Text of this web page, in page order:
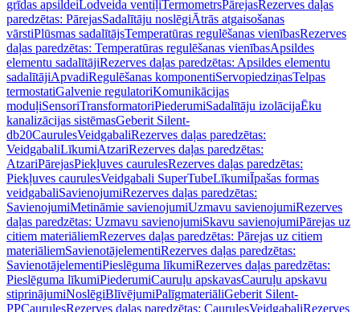
grīdas apsildeiLodveida ventiļiTermometrsPārejasRezerves daļas
paredzētas: PārejasSadalītāju noslēgiĀtrās atgaisošanas
vārstiPlūsmas sadalītājsTemperatūras regulēšanas vienībasRezerves
daļas paredzētas: Temperatūras regulēšanas vienībasApsildes
elementu sadalītājiRezerves daļas paredzētas: Apsildes elementu
sadalītājiApvadiRegulēšanas komponentiServopiedziņasTelpas
termostatiGalvenie regulatoriKomunikācijas
moduļiSensoriTransformatoriPiederumiSadalītāju izolācijaĒku
kanalizācijas sistēmasGeberit Silent-
db20CaurulesVeidgabaliRezerves daļas paredzētas:
VeidgabaliLīkumiAtzariRezerves daļas paredzētas:
AtzariPārejasPiekļuves caurulesRezerves daļas paredzētas:
Piekļuves caurulesVeidgabali SuperTubeLīkumiĪpašas formas
veidgabaliSavienojumiRezerves daļas paredzētas:
SavienojumiMetināmie savienojumiUzmavu savienojumiRezerves
daļas paredzētas: Uzmavu savienojumiSkavu savienojumiPārejas uz
citiem materiāliemRezerves daļas paredzētas: Pārejas uz citiem
materiāliemSavienotājelementiRezerves daļas paredzētas:
SavienotājelementiPieslēguma līkumiRezerves daļas paredzētas:
Pieslēguma līkumiPiederumiCauruļu apskavasCauruļu apskavu
stiprinājumiNoslēgiBlīvējumiPalīgmateriāliGeberit Silent-
PPCaurulesRezerves daļas paredzētas: CaurulesVeidgabaliRezerves